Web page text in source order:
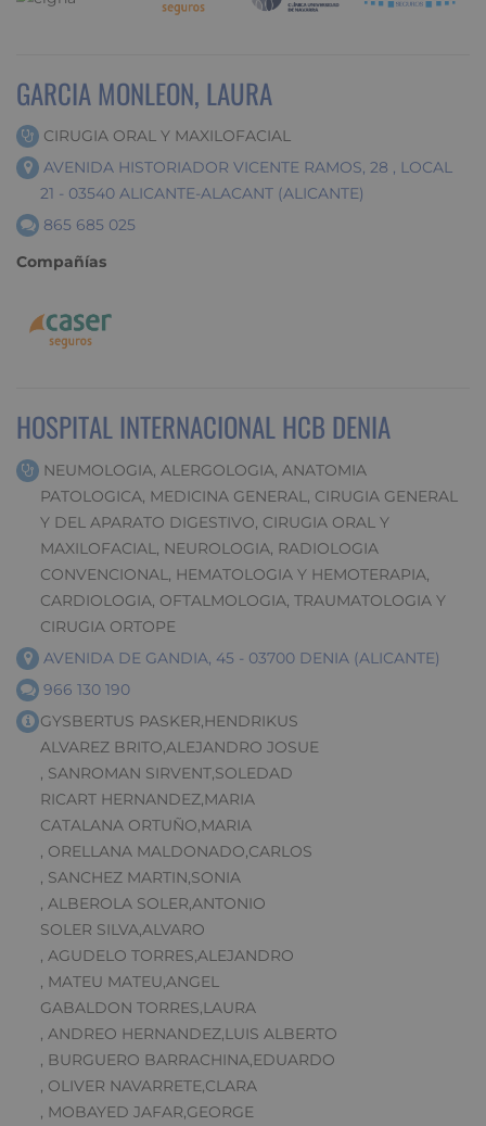
GARCIA MONLEON, LAURA
CIRUGIA ORAL Y MAXILOFACIAL
AVENIDA HISTORIADOR VICENTE RAMOS, 28 , LOCAL
21 - 03540 ALICANTE-ALACANT (ALICANTE)
865 685 025
Compañías
HOSPITAL INTERNACIONAL HCB DENIA
NEUMOLOGIA, ALERGOLOGIA, ANATOMIA
PATOLOGICA, MEDICINA GENERAL, CIRUGIA GENERAL
Y DEL APARATO DIGESTIVO, CIRUGIA ORAL Y
MAXILOFACIAL, NEUROLOGIA, RADIOLOGIA
CONVENCIONAL, HEMATOLOGIA Y HEMOTERAPIA,
CARDIOLOGIA, OFTALMOLOGIA, TRAUMATOLOGIA Y
CIRUGIA ORTOPE
AVENIDA DE GANDIA, 45 - 03700 DENIA (ALICANTE)
966 130 190
GYSBERTUS PASKER,HENDRIKUS
ALVAREZ BRITO,ALEJANDRO JOSUE
, SANROMAN SIRVENT,SOLEDAD
RICART HERNANDEZ,MARIA
CATALANA ORTUÑO,MARIA
, ORELLANA MALDONADO,CARLOS
, SANCHEZ MARTIN,SONIA
, ALBEROLA SOLER,ANTONIO
SOLER SILVA,ALVARO
, AGUDELO TORRES,ALEJANDRO
, MATEU MATEU,ANGEL
GABALDON TORRES,LAURA
, ANDREO HERNANDEZ,LUIS ALBERTO
, BURGUERO BARRACHINA,EDUARDO
, OLIVER NAVARRETE,CLARA
, MOBAYED JAFAR,GEORGE